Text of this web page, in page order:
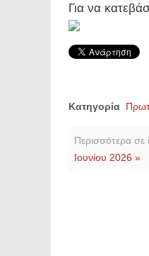
Για να
Κατηγορία
Περισσότερα σε
Ιουνίου 2026 »